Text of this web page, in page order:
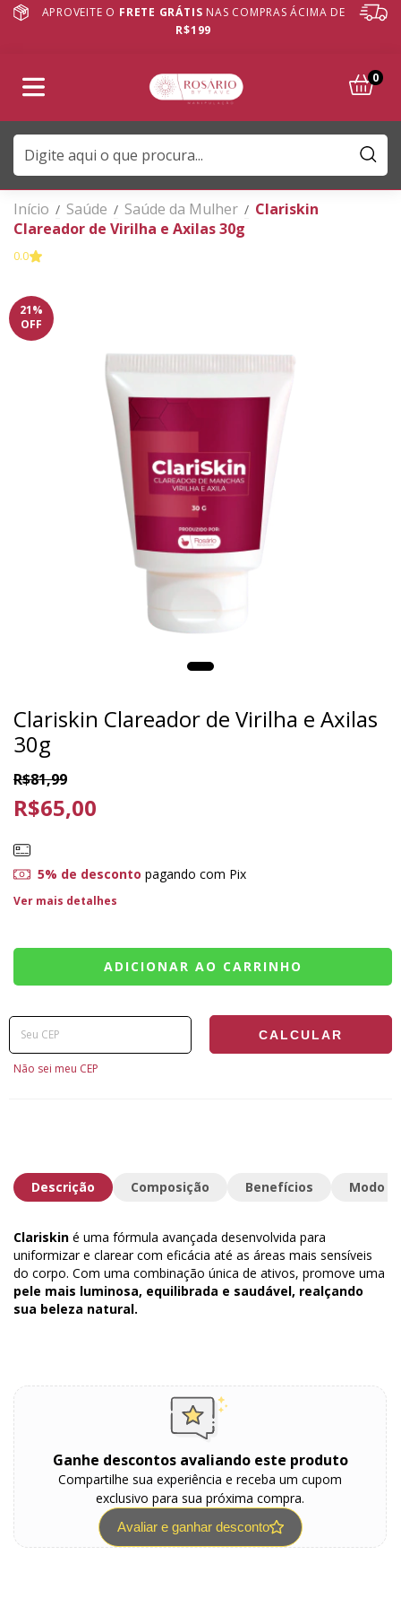
APROVEITE O FRETE GRÁTIS NAS COMPRAS ÁCIMA DE
R$199
0
Início / Saúde / Saúde da Mulher / Clariskin
Clareador de Virilha e Axilas 30g
0.0
21%
OFF
Clariskin Clareador de Virilha e Axilas
30g
R$81,99
R$65,00
5% de desconto pagando com Pix
Ver mais detalhes
Entregas para o CEP: ALTERAR CEP
CALCULAR
Não sei meu CEP
Descrição Composição Benefícios Modo
Clariskin é uma fórmula avançada desenvolvida para
uniformizar e clarear com eficácia até as áreas mais sensíveis
do corpo. Com uma combinação única de ativos, promove uma
pele mais luminosa, equilibrada e saudável, realçando
sua beleza natural.
Ganhe descontos avaliando este produto
Compartilhe sua experiência e receba um cupom
exclusivo para sua próxima compra.
Avaliar e ganhar desconto